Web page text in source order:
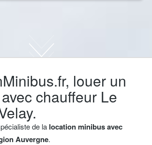
louer un
chauffeur Le
de la location minibus avec
Auvergne.